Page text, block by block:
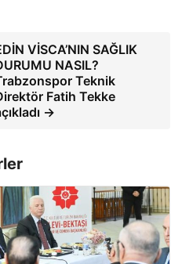
VİSCA’NIN SAĞLIK
NASIL?
Teknik
Fatih Tekke
→